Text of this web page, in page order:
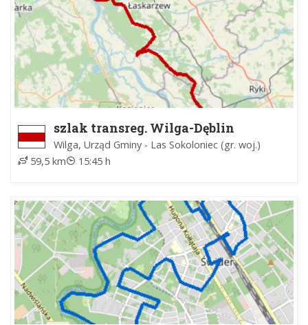
szlak transreg. Wilga-Dęblin
Wilga, Urząd Gminy - Las Sokoloniec (gr. woj.)
59,5 km
15:45 h